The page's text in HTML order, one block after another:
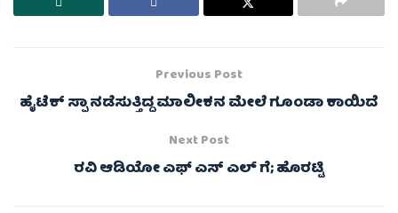
Previous Post
ಹೈಟೆಕ್ ಸ್ಪಾ ನಡೆಸುತ್ತಿದ್ದ ಮಾಲೀಕನ ಮೇಲೆ ಗೂಂಡಾ ಕಾಯಿದೆ
Next Post
ರವಿ ಆಡಿಯೋ ಎಫ್ ಎಸ್ ಎಲ್ ಗೆ; ಹೊರಟ್ಟಿ